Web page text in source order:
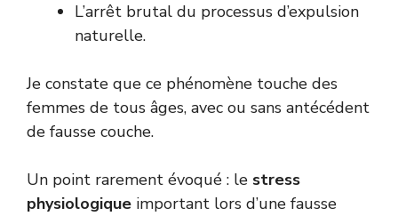
L’arrêt brutal du processus d’expulsion
naturelle.
Je constate que ce phénomène touche des
femmes de tous âges, avec ou sans antécédent
de fausse couche.
Un point rarement évoqué : le stress
physiologique important lors d’une fausse